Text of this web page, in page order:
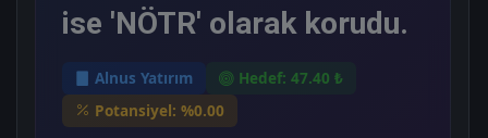
ise 'NÖTR' olarak korudu.
Alnus Yatırım
Hedef: 47.40 ₺
Potansiyel: %0.00